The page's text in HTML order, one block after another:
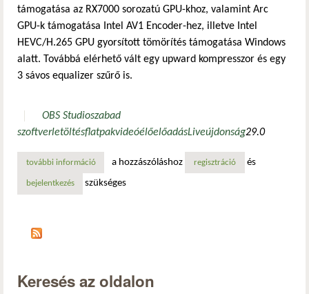
támogatása az RX7000 sorozatú GPU-khoz, valamint Arc
GPU-k támogatása Intel AV1 Encoder-hez, illetve Intel
HEVC/H.265 GPU gyorsított tömörítés támogatása Windows
alatt. Továbbá elérhető vált egy upward kompresszor és egy
3 sávos equalizer szűrő is.
OBS Studioszabad
szoftverletöltésflatpakvideóélőelőadásLiveújdonság29.0
további információindul a felvétel tartalommal kapcsolatosan
a hozzászóláshoz regisztráció és
bejelentkezés szükséges
Keresés az oldalon